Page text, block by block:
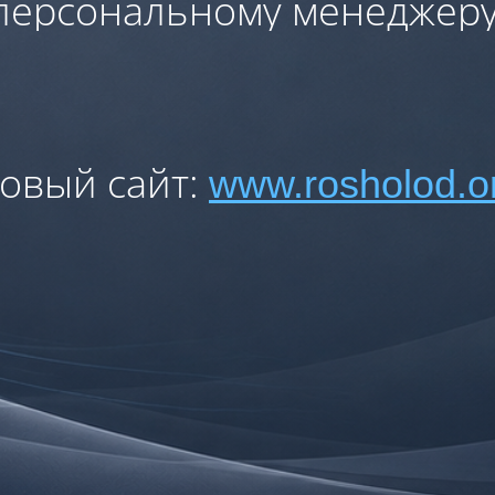
сайт: